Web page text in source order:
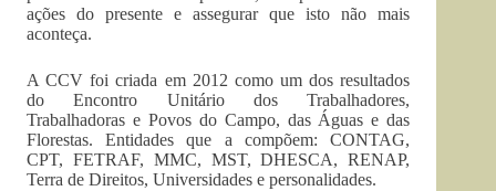
ações do presente e assegurar que isto não mais
aconteça.
A CCV foi criada em 2012 como um dos resultados
do Encontro Unitário dos Trabalhadores,
Trabalhadoras e Povos do Campo, das Águas e das
Florestas. Entidades que a compõem: CONTAG,
CPT, FETRAF, MMC, MST, DHESCA, RENAP,
Terra de Direitos, Universidades e personalidades.